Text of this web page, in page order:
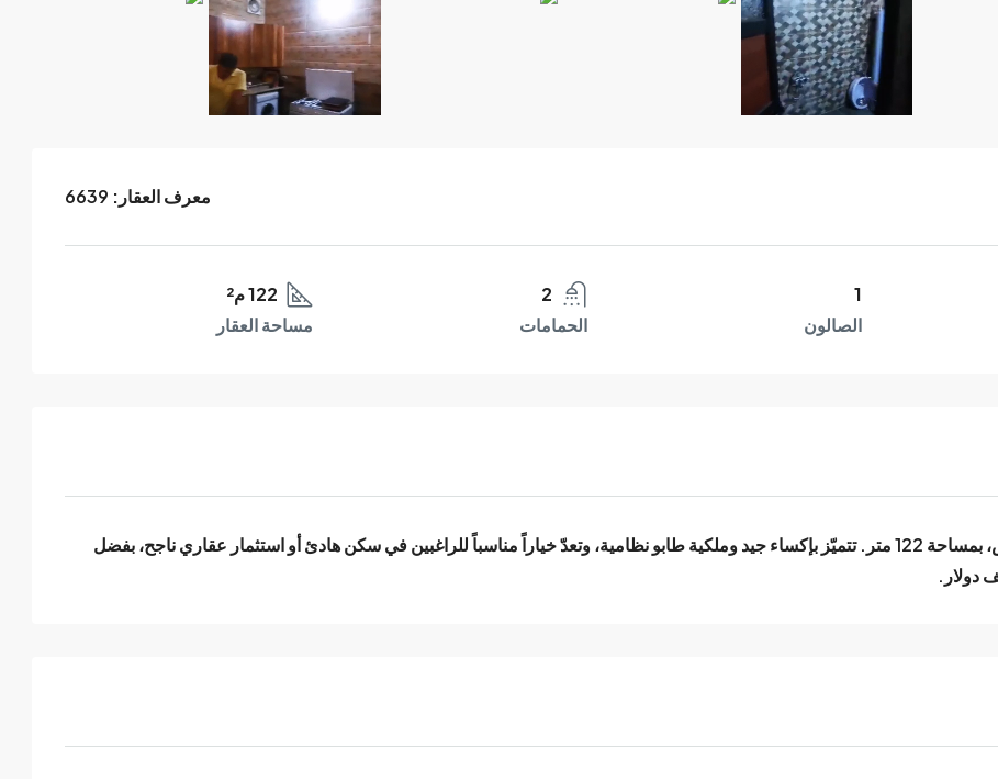
معرف العقار:
1
الصالون
2
الحمامات
122 م²
مساحة العقار
للبيع شقة أرضية تقع في منطقة الحميدية قرب مطعم حبّوس، بمساحة 122 متر. تتميّز بإكساء جيد وملكية طابو نظامية، وتعدّ خياراً مناسباً للراغبين في سكن هادئ أو استثمار عقاري ناجح، بفضل
دولار.